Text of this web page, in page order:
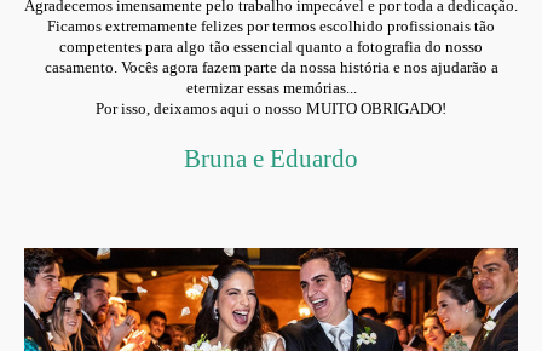
Agradecemos imensamente pelo trabalho impecável e por toda a dedicação.
Ficamos extremamente felizes por termos escolhido profissionais tão
competentes para algo tão essencial quanto a fotografia do nosso
casamento. Vocês agora fazem parte da nossa história e nos ajudarão a
eternizar essas memórias...
Por isso, deixamos aqui o nosso MUITO OBRIGADO!
Bruna e Eduardo